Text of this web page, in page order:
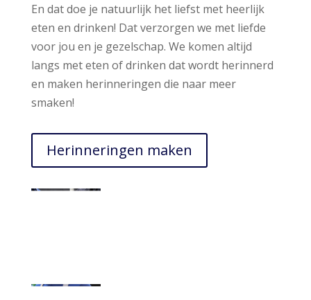
En dat doe je natuurlijk het liefst met heerlijk
eten en drinken! Dat verzorgen we met liefde
voor jou en je gezelschap. We komen altijd
langs met eten of drinken dat wordt herinnerd
en maken herinneringen die naar meer
smaken!
Herinneringen maken